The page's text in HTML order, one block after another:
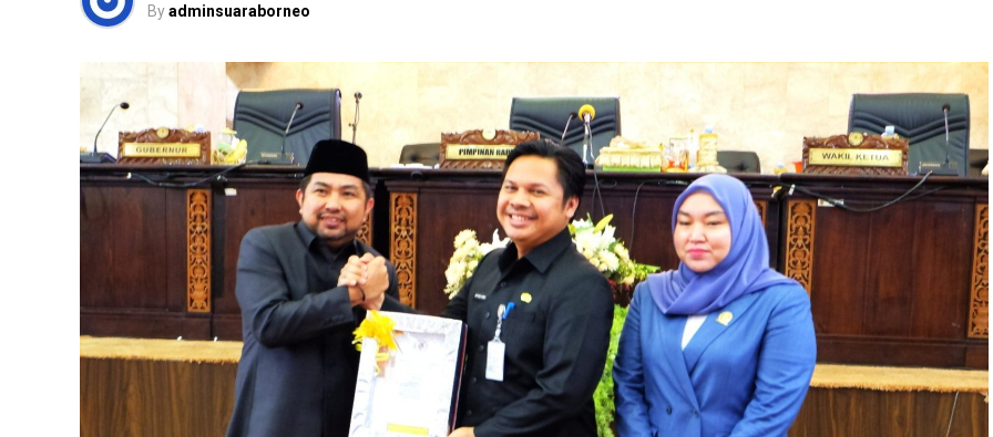
Byadminsuaraborneo